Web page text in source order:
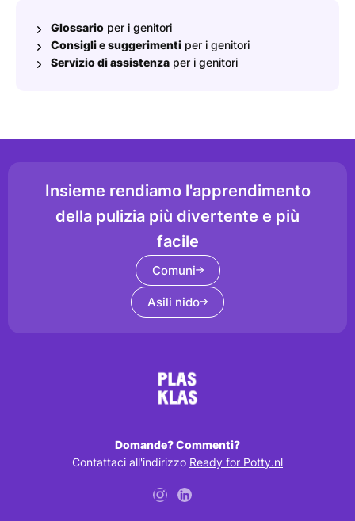
Glossario per i genitori
Consigli e suggerimenti per i genitori
Servizio di assistenza per i genitori
Insieme rendiamo l'apprendimento
della pulizia più divertente e più
facile
Comuni
Asili nido
Domande? Commenti?
Contattaci all'indirizzo Ready for Potty.nl